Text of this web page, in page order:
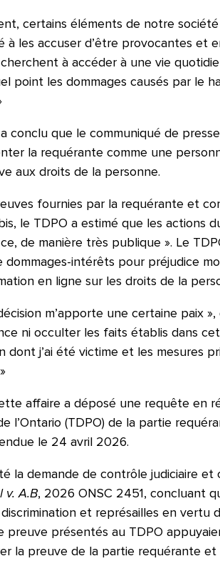
certains éléments de notre
à les accuser d’être provocantes et
à accéder à une vie
point les dommages causés par le
conclu que le communiqué de
la requérante comme une
aux droits de la personne.
fournies par la requérante et
le TDPO a estimé que les
de manière très publique ». Le
dommages-intérêts pour préjudice
en ligne sur les droits de la
m’apporte une certaine paix
ni occulter les faits établis dans
dont j’ai été victime et les mesures
affaire a déposé une requête en
l’Ontario (TDPO) de la partie
le 24 avril 2026.
la demande de contrôle judiciaire et
v. A.B, 2026 ONSC 2451, concluant
et représailles en vertu
présentés au TDPO
la preuve de la partie requérante